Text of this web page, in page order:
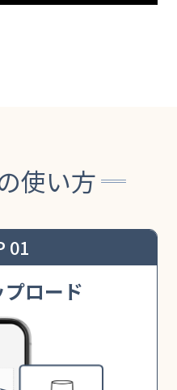
使い方
01
ロード